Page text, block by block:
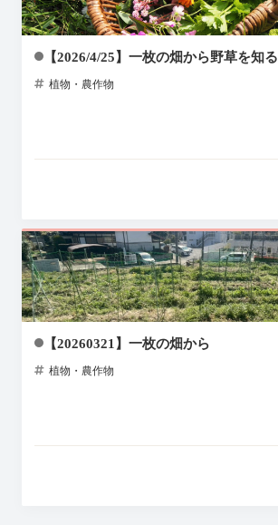
【2026/4/25】一枚の畑から野草を知る
植物・農作物
【20260321】一枚の畑から
植物・農作物